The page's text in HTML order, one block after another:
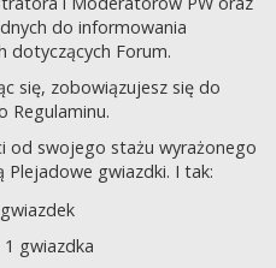
do informowania
dotyczących Forum.
się, zobowiązujesz się do
Regulaminu.
od swojego stażu wyrażonego
gwiazdki. I tak:
gwiazdka